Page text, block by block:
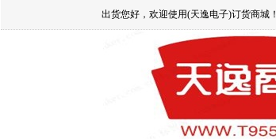
出货您好，欢迎使用(天逸电子)订货商城！